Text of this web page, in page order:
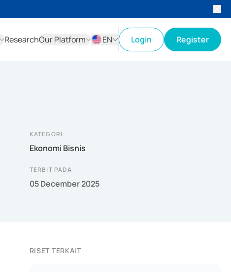
ResearchOur Platform
EN
Login Register
KATEGORI
Ekonomi Bisnis
TERBIT PADA
05 December 2025
RISET TERKAIT